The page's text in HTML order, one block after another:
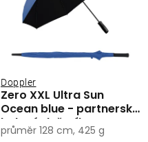
Zero XXL Ultra Sun
Ocean blue - partnerský
holový deštník
Doppler
průměr 128 cm, 425 g